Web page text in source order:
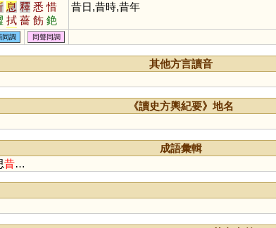
息 釋 悉 惜
拭 薔 飭 銫
奭 蟋 衋 皙
骰 醳 腊 舄
蒠 瘜 濇 蕮
烒 焟 晹 蜤
昔日,昔時,昔年
同調 同聲同調
其他方言讀音
《讀史方輿紀要》地名
成語彙輯
昔…